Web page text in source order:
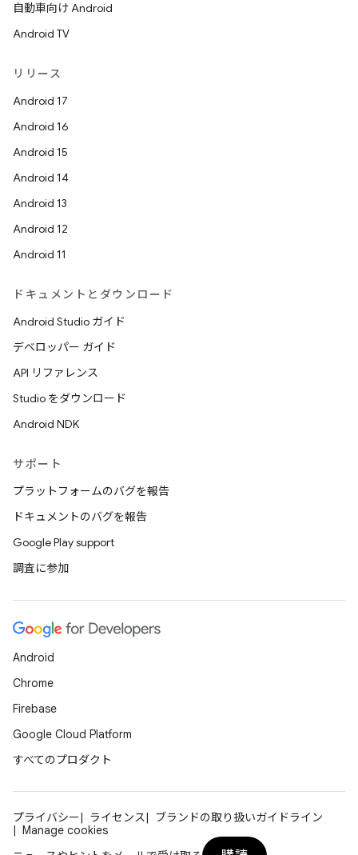
自動車向け Android
Android TV
リリース
Android 17
Android 16
Android 15
Android 14
Android 13
Android 12
Android 11
ドキュメントとダウンロード
Android Studio ガイド
デベロッパー ガイド
API リファレンス
Studio をダウンロード
Android NDK
サポート
プラットフォームのバグを報告
ドキュメントのバグを報告
Google Play support
調査に参加
Android
Chrome
Firebase
Google Cloud Platform
すべてのプロダクト
プライバシー ライセンス
ブランドの取り扱いガイドライン
Manage cookies